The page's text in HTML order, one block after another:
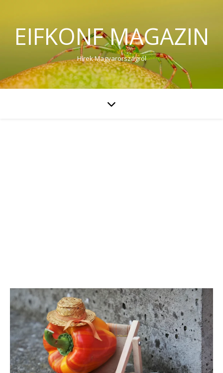
EIFKONF MAGAZIN
Hírek Magyarországról